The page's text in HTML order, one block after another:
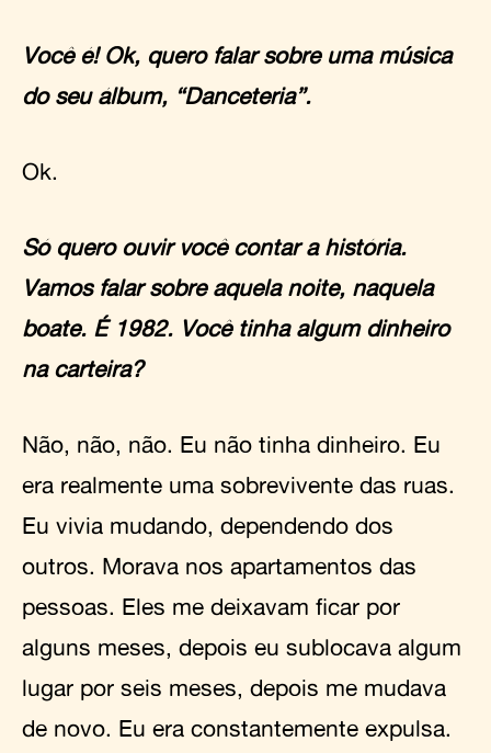
Você é! Ok, quero falar sobre uma música
do seu álbum, “Danceteria”.
Ok.
Só quero ouvir você contar a história.
Vamos falar sobre aquela noite, naquela
boate. É 1982. Você tinha algum dinheiro
na carteira?
Não, não, não. Eu não tinha dinheiro. Eu
era realmente uma sobrevivente das ruas.
Eu vivia mudando, dependendo dos
outros. Morava nos apartamentos das
pessoas. Eles me deixavam ficar por
alguns meses, depois eu sublocava algum
lugar por seis meses, depois me mudava
de novo. Eu era constantemente expulsa.